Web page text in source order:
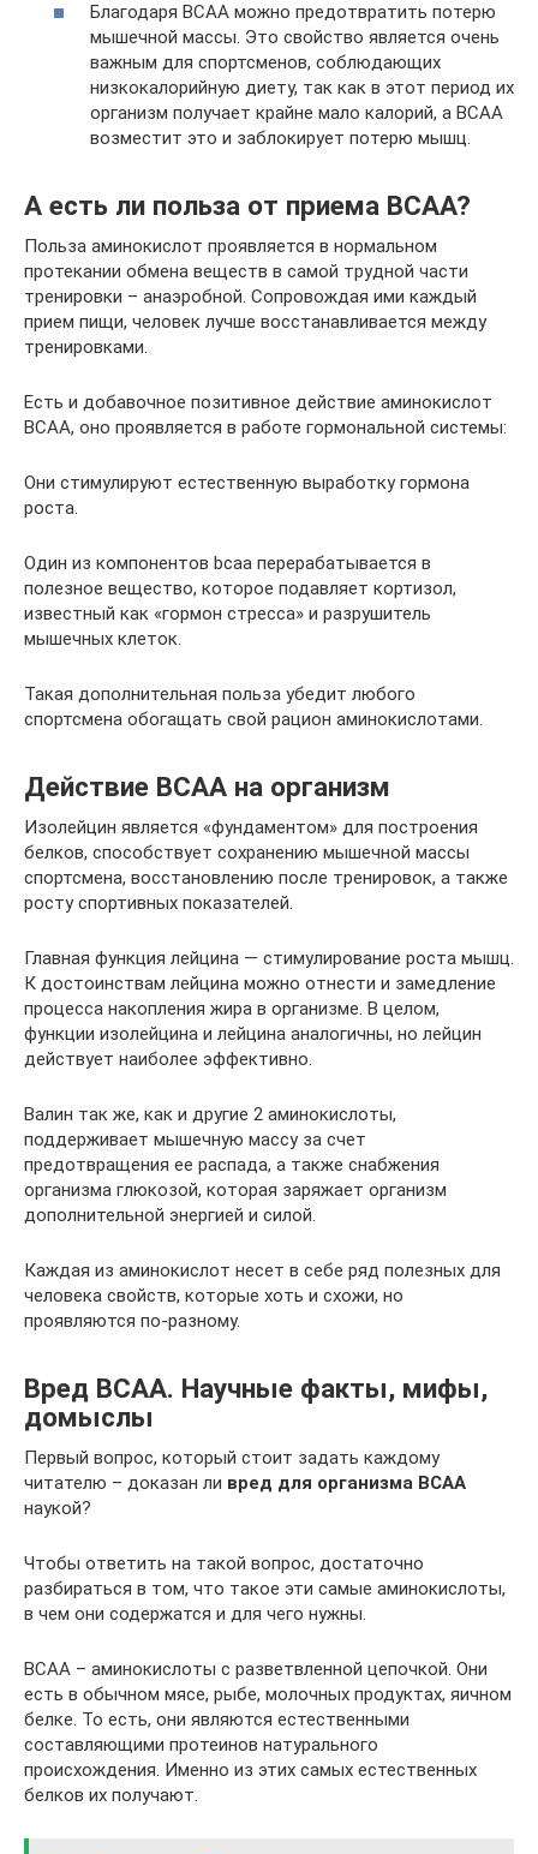
Благодаря ВСАА можно предотвратить потерю
мышечной массы. Это свойство является очень
важным для спортсменов, соблюдающих
низкокалорийную диету, так как в этот период их
организм получает крайне мало калорий, а ВСАА
возместит это и заблокирует потерю мышц.
А есть ли польза от приема BCAA?
Польза аминокислот проявляется в нормальном
протекании обмена веществ в самой трудной части
тренировки – анаэробной. Сопровождая ими каждый
прием пищи, человек лучше восстанавливается между
тренировками.
Есть и добавочное позитивное действие аминокислот
ВСАА, оно проявляется в работе гормональной системы:
Они стимулируют естественную выработку гормона
роста.
Один из компонентов bcaa перерабатывается в
полезное вещество, которое подавляет кортизол,
известный как «гормон стресса» и разрушитель
мышечных клеток.
Такая дополнительная польза убедит любого
спортсмена обогащать свой рацион аминокислотами.
Действие BCAA на организм
Изолейцин является «фундаментом» для построения
белков, способствует сохранению мышечной массы
спортсмена, восстановлению после тренировок, а также
росту спортивных показателей.
Главная функция лейцина — стимулирование роста мышц.
К достоинствам лейцина можно отнести и замедление
процесса накопления жира в организме. В целом,
функции изолейцина и лейцина аналогичны, но лейцин
действует наиболее эффективно.
Валин так же, как и другие 2 аминокислоты,
поддерживает мышечную массу за счет
предотвращения ее распада, а также снабжения
организма глюкозой, которая заряжает организм
дополнительной энергией и силой.
Каждая из аминокислот несет в себе ряд полезных для
человека свойств, которые хоть и схожи, но
проявляются по-разному.
Вред ВСАА. Научные факты, мифы,
домыслы
Первый вопрос, который стоит задать каждому
читателю – доказан ли вред для организма BCAA
наукой?
Чтобы ответить на такой вопрос, достаточно
разбираться в том, что такое эти самые аминокислоты,
в чем они содержатся и для чего нужны.
ВСАА – аминокислоты с разветвленной цепочкой. Они
есть в обычном мясе, рыбе, молочных продуктах, яичном
белке. То есть, они являются естественными
составляющими протеинов натурального
происхождения. Именно из этих самых естественных
белков их получают.